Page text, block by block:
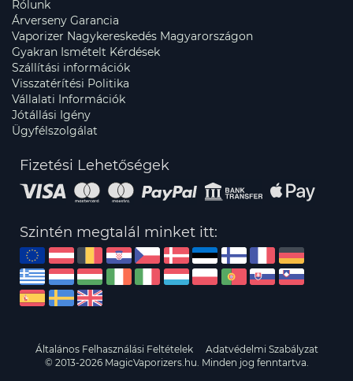
Rólunk
Árverseny Garancia
Vaporizer Nagykereskedés Magyarországon
Gyakran Ismételt Kérdések
Szállítási információk
Visszatérítési Politika
Vállalati Információk
Jótállási Igény
Ügyfélszolgálat
Fizetési Lehetőségek
Szintén megtalál minket itt:
Általános Felhasználási Feltételek
Adatvédelmi Szabályzat
© 2013-2026 MagicVaporizers.hu. Minden jog fenntartva.